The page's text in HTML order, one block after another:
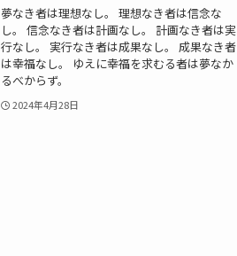
夢なき者は理想なし。 理想なき者は信念な
し。 信念なき者は計画なし。 計画なき者は実
行なし。 実行なき者は成果なし。 成果なき者
は幸福なし。 ゆえに幸福を求むる者は夢なか
るべからず。
2024年4月28日